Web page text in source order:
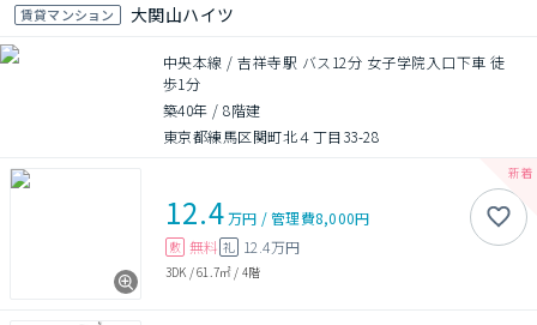
賃貸マンション 大関山ハイツ
中央本線 / 吉祥寺駅 バス12分 女子学院入口下車 徒
歩1分
築40年 /8階建
東京都練馬区関町北４丁目33-28
12.4万円 /管理費8,000円
敷 無料 礼 12.4万円
3DK /61.7㎡ / 4階